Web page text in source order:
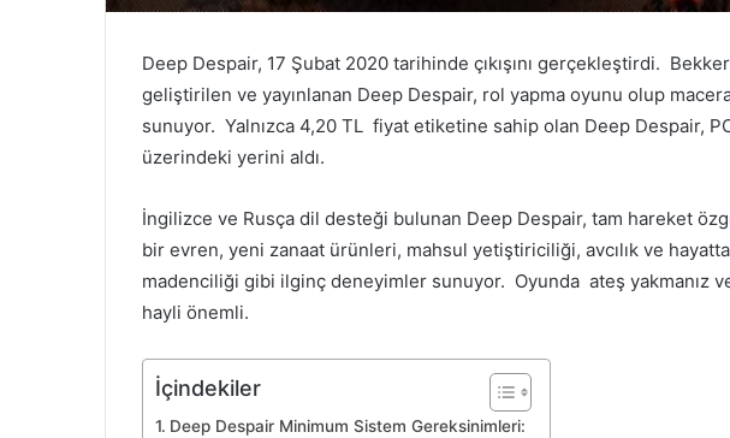
Deep Despair, 17 Şubat 2020 tarihinde çıkışını gerçekleştirdi.
geliştirilen ve yayınlanan Deep Despair, rol yapma oyunu olup
sunuyor. Yalnızca 4,20 TL fiyat etiketine sahip olan Deep Despair,
üzerindeki yerini aldı.
İngilizce ve Rusça dil desteği bulunan Deep Despair, tam hareket
bir evren, yeni zanaat ürünleri, mahsul yetiştiriciliği, avcılık ve
madenciliği gibi ilginç deneyimler sunuyor. Oyunda ateş yakmanız
hayli önemli.
İçindekiler
Deep Despair Minimum Sistem Gereksinimleri: